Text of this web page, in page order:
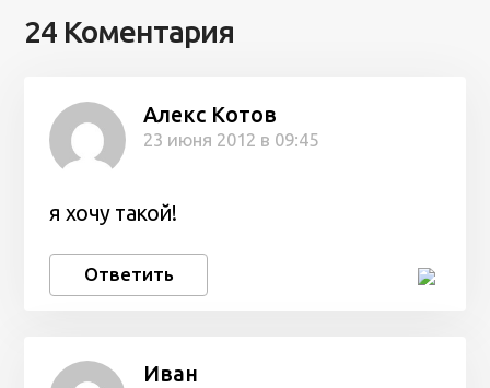
24 Коментария
Алекс Котов
23 июня 2012 в 09:45
я хочу такой!
Ответить
Иван